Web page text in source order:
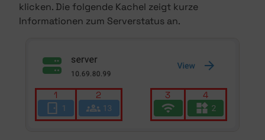
klicken. Die folgende Kachel zeigt kurze
Informationen zum Serverstatus an.